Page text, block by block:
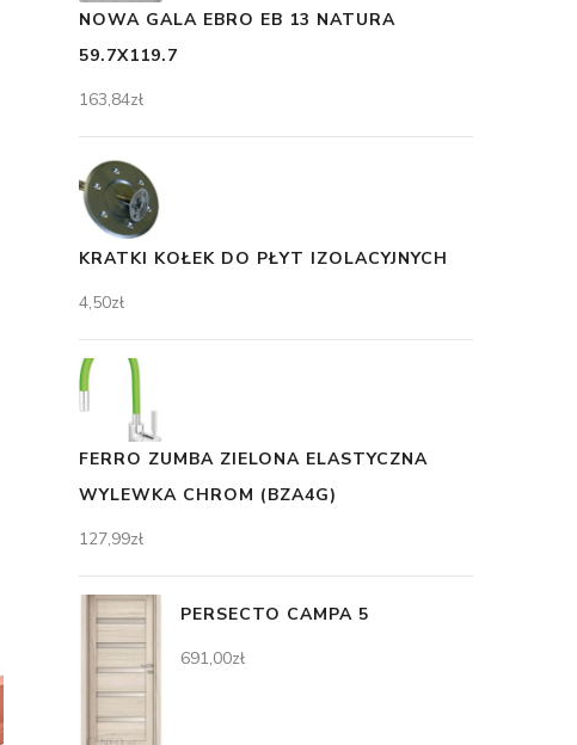
NOWA GALA EBRO EB 13 NATURA
59.7X119.7
163,84zł
KRATKI KOŁEK DO PŁYT IZOLACYJNYCH
4,50zł
FERRO ZUMBA ZIELONA ELASTYCZNA
WYLEWKA CHROM (BZA4G)
127,99zł
PERSECTO CAMPA 5
691,00zł